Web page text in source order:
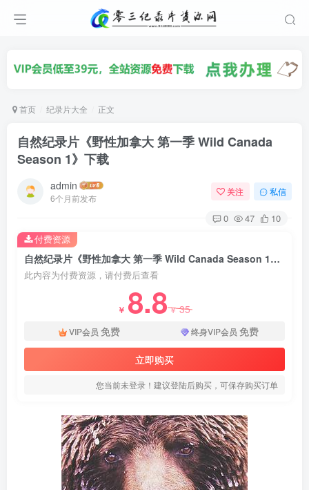
首页 纪录片大全 正文
自然纪录片《野性加拿大 第一季 Wild Canada
Season 1》下载
admin
6个月前发布
关注 私信
0 47 10
自然纪录片《野性加拿大 第一季 Wild Canada Season 1》下载
此内容为付费资源，请付费后查看
￥ 8.8￥35
VIP会员 免费 终身VIP会员 免费
立即购买
您当前未登录！建议登陆后购买，可保存购买订单
付费资源